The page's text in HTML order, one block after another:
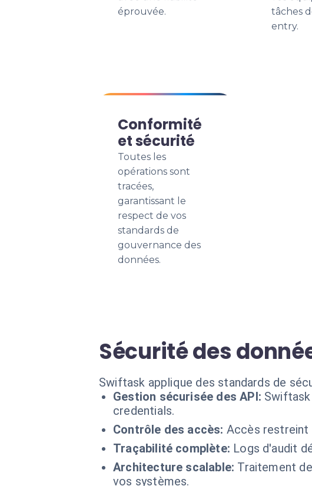
éprouvée.
tâches
entry.
Conformité
et sécurité
Toutes les
opérations sont
tracées,
garantissant le
respect de vos
standards de
gouvernance des
données.
Sécurité des
Swiftask applique des standards de
Gestion sécurisée des API:
credentials.
Contrôle des accès: Accès restreint
Traçabilité complète: Logs d'audit
Architecture scalable: Traitement
vos systèmes.